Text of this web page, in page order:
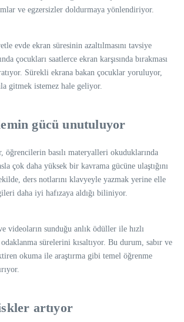
ve egzersizler doldurmaya yönlendiriyor.
evde ekran süresinin azaltılmasını tavsiye
çocukları saatlerce ekran karşısında bırakması
Sürekli ekrana bakan çocuklar yoruluyor,
gitmek istemez hale geliyor.
gücü unutuluyor
öğrencilerin basılı materyalleri okuduklarında
çok daha yüksek bir kavrama gücüne ulaştığını
ders notlarını klavyeyle yazmak yerine elle
daha iyi hafızaya aldığı biliniyor.
videoların sunduğu anlık ödüller ile hızlı
sürelerini kısaltıyor. Bu durum, sabır ve
okuma ile araştırma gibi temel öğrenme
artıyor